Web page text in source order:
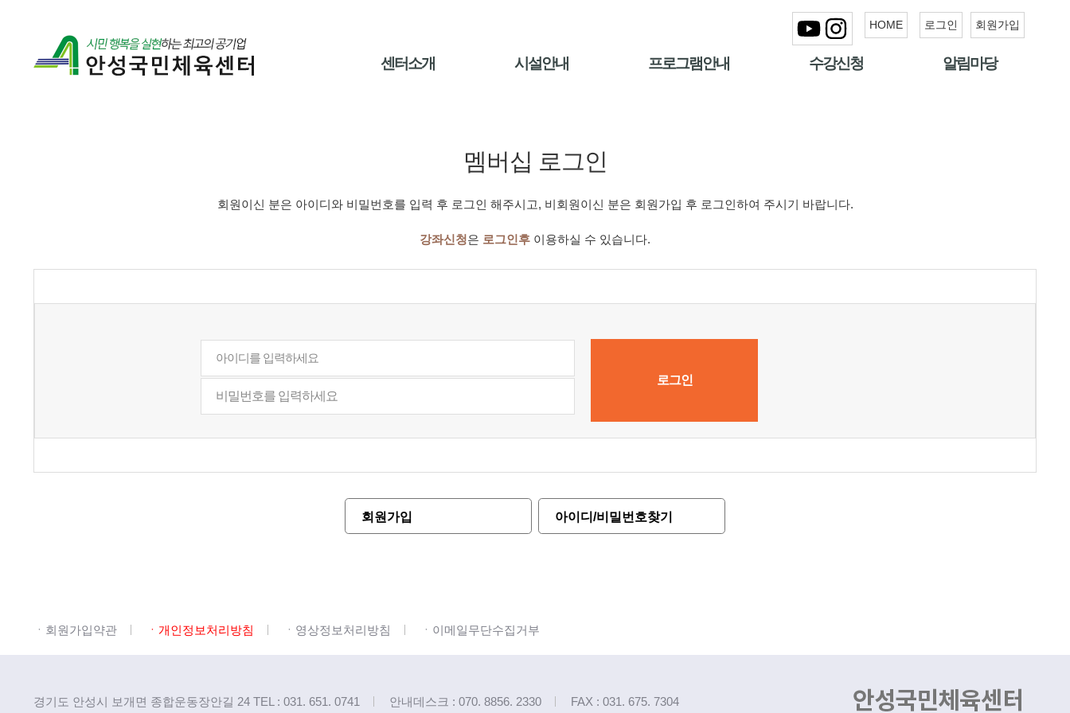
회원가입
로그인
HOME
센터소개 시설안내 프로그램안내 수강신청 알림마당
멤버십 로그인
회원이신 분은 아이디와 비밀번호를 입력 후 로그인 해주시고, 비회원이신 분은 회원가입 후 로그인하여 주시기 바랍니다.
강좌신청은 로그인후 이용하실 수 있습니다.
회원가입 아이디/비밀번호찾기
ㆍ회원가입약관 ㆍ개인정보처리방침 ㆍ영상정보처리방침 ㆍ이메일무단수집거부
경기도 안성시 보개면 종합운동장안길 24 TEL : 031. 651. 0741 안내데스크 : 070. 8856. 2330
FAX : 031. 675. 7304